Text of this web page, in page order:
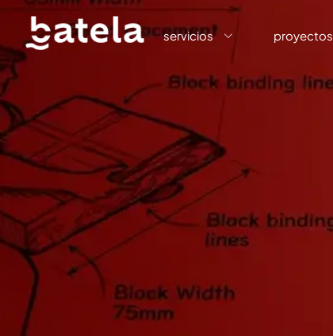
servicios proyectos